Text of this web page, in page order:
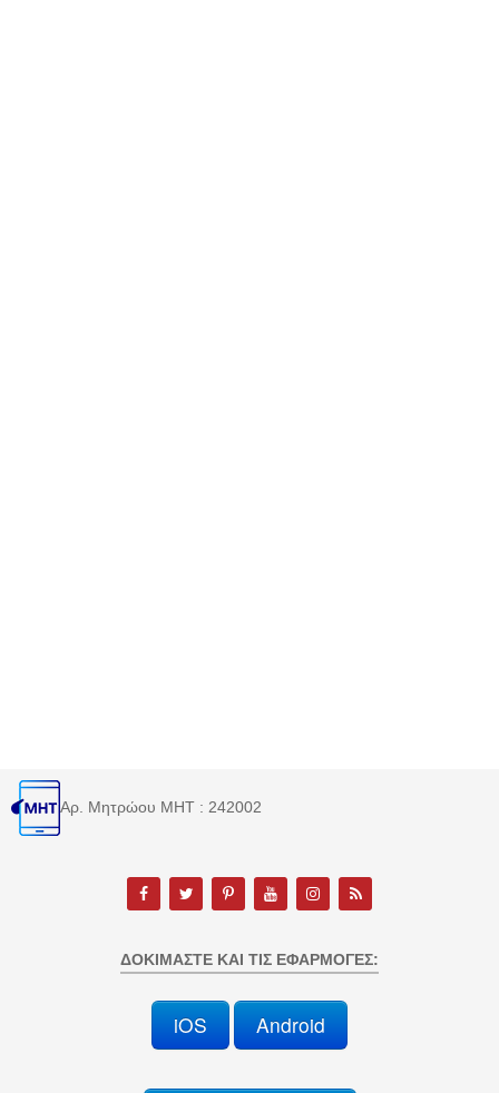
Αρ. Μητρώου MHT : 242002
ΔΟΚΙΜΆΣΤΕ ΚΑΙ ΤΙΣ ΕΦΑΡΜΟΓΈΣ:
iOS Android